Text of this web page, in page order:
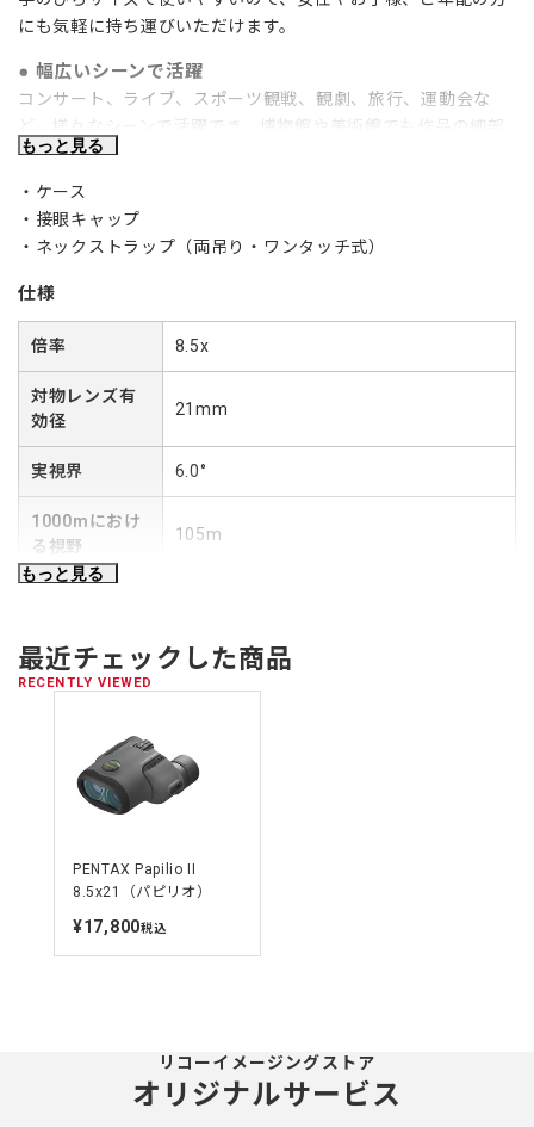
にも気軽に持ち運びいただけます。
幅広いシーンで活躍
コンサート、ライブ、スポーツ観戦、観劇、旅行、運動会な
ど、様々なシーンで活躍でき、博物館や美術館でも作品の細部
を観察することができます。
高級機相当のスペックを搭載
フルマルチコーティング、高級プリズムBak4、非球面レンズ、
ラバーコート。
疲れにくいロングアイレリーフ
目当てから目を離しても全視野が見わたせる距離（「アイレリ
ーフ」）15mm。メガネをかけたままでも全視野が見わたせる
使いやすい調整機能
目当てにより裸眼の方も眼鏡の方も、見やすく調整できます。
もっと見る
ケース
接眼キャップ
ネックストラップ（両吊り・ワンタッチ式）
仕様
倍率 8.5x
対物レンズ有
効径
21mm
実視界 6.0°
1000mにおけ
る視野
105m
アイレリーフ 15mm
明るさ 6.3
最短合焦距離
0.5m
110mm
鏡体の厚み
もっと見る
最近チェックした商品
RECENTLY VIEWED
PENTAX Papilio II
8.5x21（パピリオ）
定
¥17,800税込
リコーイメージングストア
オリジナルサービス